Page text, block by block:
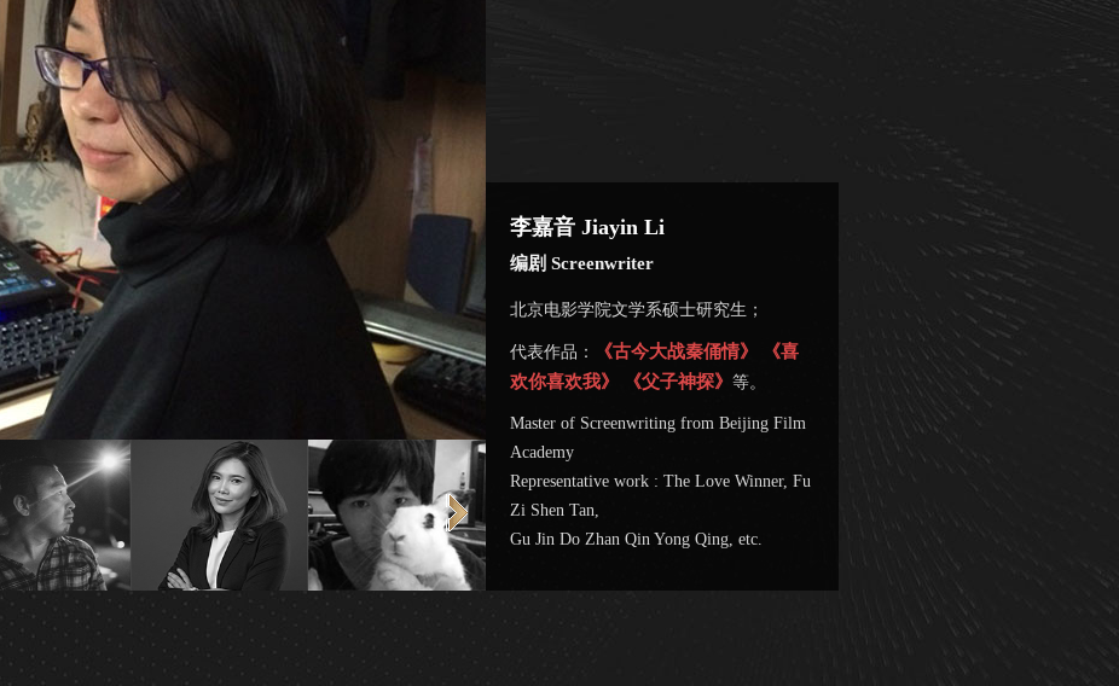
李嘉音 Jiayin Li
编剧 Screenwriter
北京电影学院文学系硕士研究生；
代表作品： 《古今大战秦俑情》
《喜
欢你喜欢我》
《父子神探》 等。
Master of Screenwriting from Beijing Film
Academy
Representative work : The Love Winner, Fu
Zi Shen Tan,
Gu Jin Do Zhan Qin Yong Qing, etc.